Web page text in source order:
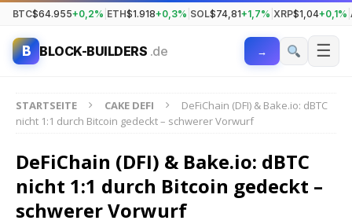
BTC$64.955+0,2% ETH$1.918+0,3% SOL$74,81+1,7% XRP$1,04+0,1%
B BLOCK-BUILDERS .de → ☰
STARTSEITE CAKE DEFI
DeFiChain (DFI) & Bake.io: dBTC
nicht 1:1 durch Bitcoin gedeckt – schwerer Vorwurf
DeFiChain (DFI) & Bake.io: dBTC
nicht 1:1 durch Bitcoin gedeckt –
schwerer Vorwurf